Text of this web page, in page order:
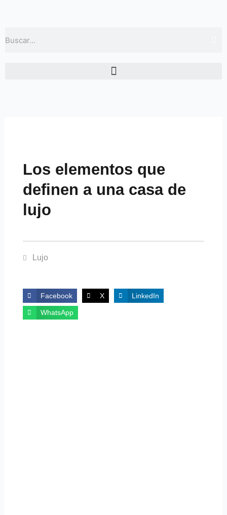
Los elementos que
definen a una casa de
lujo
Lujo
Facebook X LinkedIn
WhatsApp